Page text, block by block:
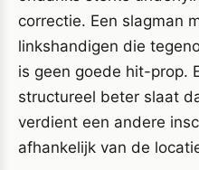
correctie. Een slagman
linkshandigen die
is geen goede hit-prop.
structureel beter slaat
verdient een andere
afhankelijk van de